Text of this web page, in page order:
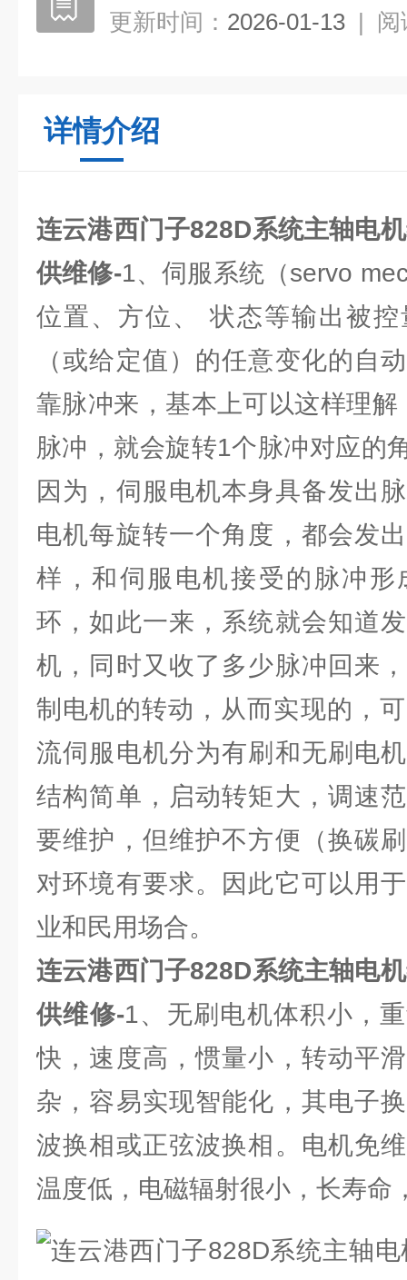
更新时间： 2026-01-13 | 阅
详情介绍
连云港西门子828D系统主轴电
供维修-1、伺服系统（servo
位置、方位、 状态等输出被
（或给定值）的任意变化的自
靠脉冲来，基本上可以这样理
脉冲，就会旋转1个脉冲对应的
因为，伺服电机本身具备发出
电机每旋转一个角度，都会发
样，和伺服电机接受的脉冲形
环，如此一来，系统就会知道
机，同时又收了多少脉冲回来
制电机的转动，从而实现的，
流伺服电机分为有刷和无刷电
结构简单，启动转矩大，调速
要维护，但维护不方便（换碳
对环境有要求。因此它可以用
业和民用场合。
连云港西门子828D系统主轴电
供维修-1、无刷电机体积小，
快，速度高，惯量小，转动平
杂，容易实现智能化，其电子
波换相或正弦波换相。电机免
温度低，电磁辐射很小，长寿命